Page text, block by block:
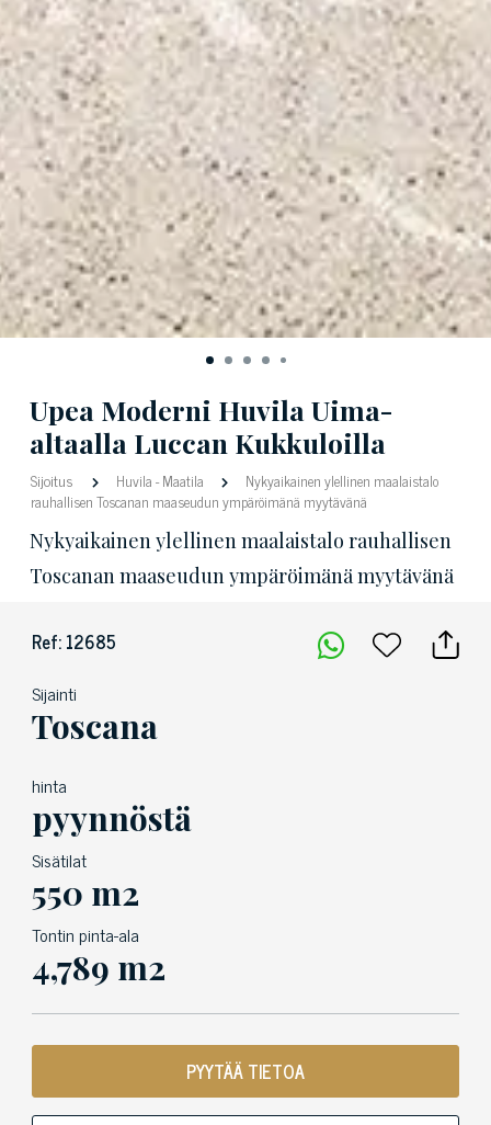
Upea Moderni Huvila Uima-
altaalla Luccan Kukkuloilla
Sijoitus Huvila-Maatila
Nykyaikainen ylellinen maalaistalo
rauhallisen Toscanan maaseudun ympäröimänä myytävänä
Nykyaikainen ylellinen maalaistalo rauhallisen
Toscanan maaseudun ympäröimänä myytävänä
Ref: 12685
Sijainti
Toscana
hinta
pyynnöstä
Sisätilat
550 m2
Tontin pinta-ala
4,789 m2
PYYTÄÄ TIETOA